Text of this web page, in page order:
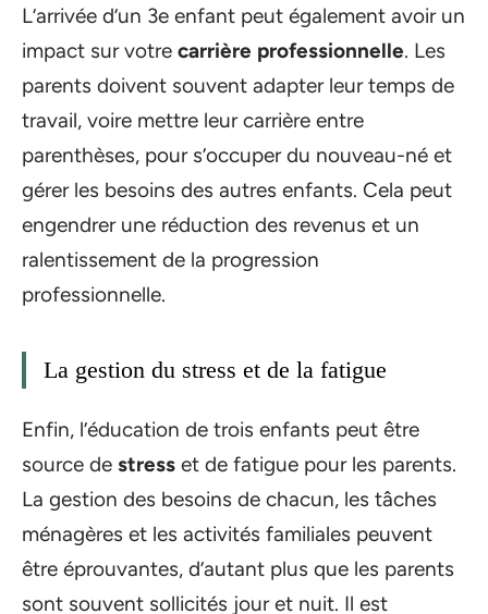
L’arrivée d’un 3e enfant peut également avoir un
impact sur votre carrière professionnelle. Les
parents doivent souvent adapter leur temps de
travail, voire mettre leur carrière entre
parenthèses, pour s’occuper du nouveau-né et
gérer les besoins des autres enfants. Cela peut
engendrer une réduction des revenus et un
ralentissement de la progression
professionnelle.
La gestion du stress et de la fatigue
Enfin, l’éducation de trois enfants peut être
source de stress et de fatigue pour les parents.
La gestion des besoins de chacun, les tâches
ménagères et les activités familiales peuvent
être éprouvantes, d’autant plus que les parents
sont souvent sollicités jour et nuit. Il est